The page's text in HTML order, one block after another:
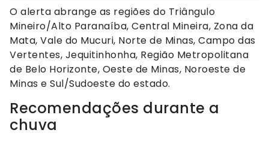
O alerta abrange as regiões do Triângulo
Mineiro/Alto Paranaíba, Central Mineira, Zona da
Mata, Vale do Mucuri, Norte de Minas, Campo das
Vertentes, Jequitinhonha, Região Metropolitana
de Belo Horizonte, Oeste de Minas, Noroeste de
Minas e Sul/Sudoeste do estado.
Recomendações durante a
chuva